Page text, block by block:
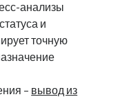
анализы
и
точную
– вывод из